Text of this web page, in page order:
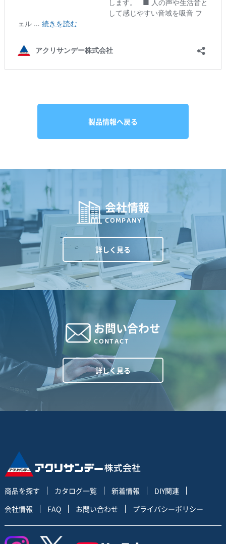
製品情報へ戻る
会社情報
COMPANY
詳しく見る
お問い合わせ
CONTACT
詳しく見る
商品を探す カタログ一覧 新着情報
DIY関連
会社情報
FAQ お問い合わせ プライバシーポリシー